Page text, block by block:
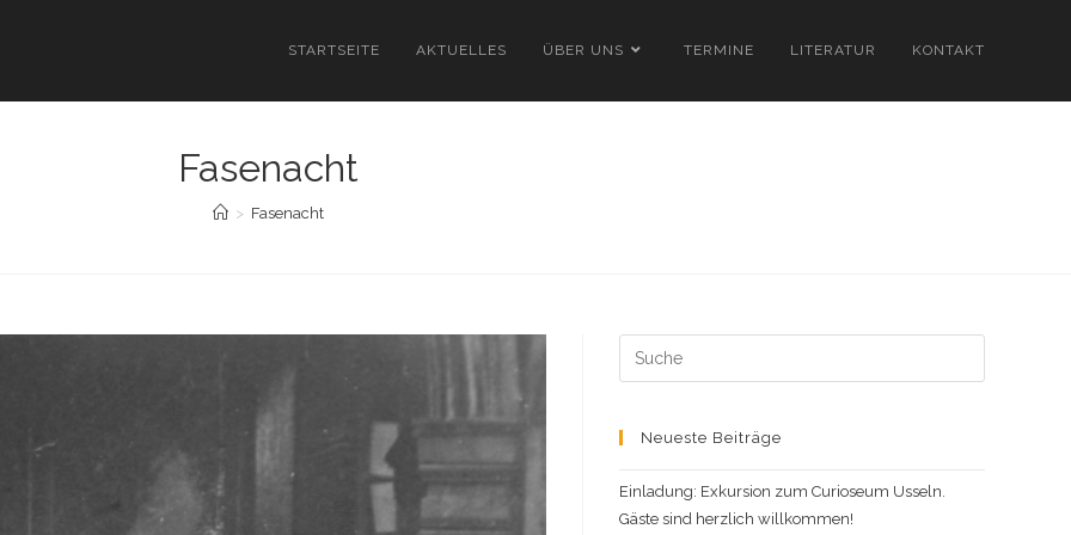
STARTSEITE AKTUELLES ÜBER UNS TERMINE LITERATUR KONTAKT
Fasenacht
> Fasenacht
Search
this
Neueste Beiträge
Einladung: Exkursion zum Curioseum Usseln.
Gäste sind herzlich willkommen!